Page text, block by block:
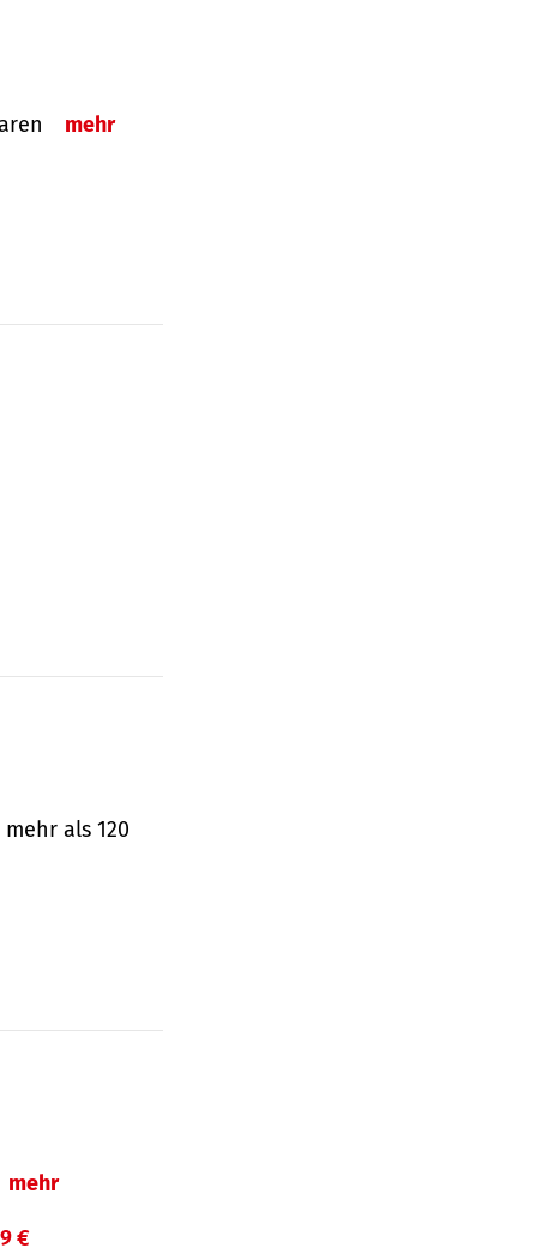
mehr
als 120
mehr
€